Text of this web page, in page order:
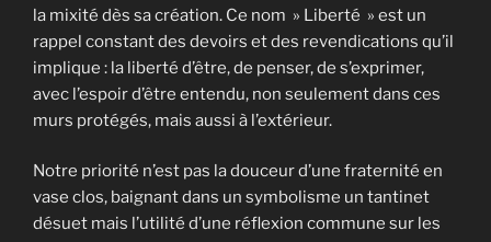
la mixité dès sa création. Ce nom » Liberté » est un
rappel constant des devoirs et des revendications qu’il
implique : la liberté d’être, de penser, de s’exprimer,
avec l’espoir d’être entendu, non seulement dans ces
murs protégés, mais aussi à l’extérieur.
Notre priorité n’est pas la douceur d’une fraternité en
vase clos, baignant dans un symbolisme un tantinet
désuet mais l’utilité d’une réflexion commune sur les